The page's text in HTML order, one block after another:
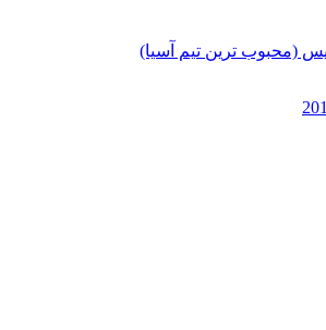
(محبوب ترين تيم آسيا)